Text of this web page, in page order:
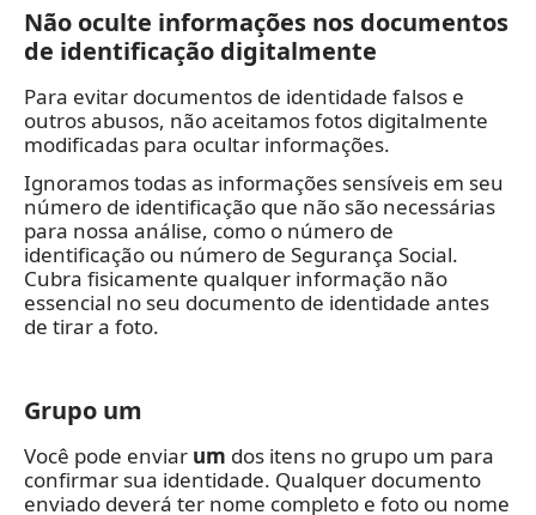
Não oculte informações nos documentos
de identificação digitalmente
Para evitar documentos de identidade falsos e
outros abusos, não aceitamos fotos digitalmente
modificadas para ocultar informações.
Ignoramos todas as informações sensíveis em seu
número de identificação que não são necessárias
para nossa análise, como o número de
identificação ou número de Segurança Social.
Cubra fisicamente qualquer informação não
essencial no seu documento de identidade antes
de tirar a foto.
Grupo um
Você pode enviar um dos itens no grupo um para
confirmar sua identidade. Qualquer documento
enviado deverá ter nome completo e foto ou nome